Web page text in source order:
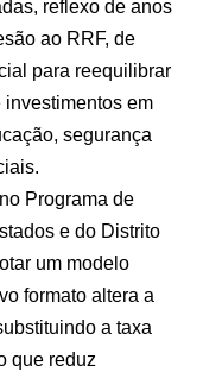
reflexo de anos
ao RRF, de
para reequilibrar
em
segurança
Programa de
e do Distrito
um modelo
formato altera a
a taxa
que reduz